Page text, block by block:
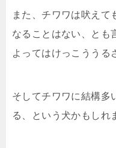
また、チワワは吠えて
なることはない、とも
よってはけっこううる
そしてチワワに結構多
る、という犬かもしれ